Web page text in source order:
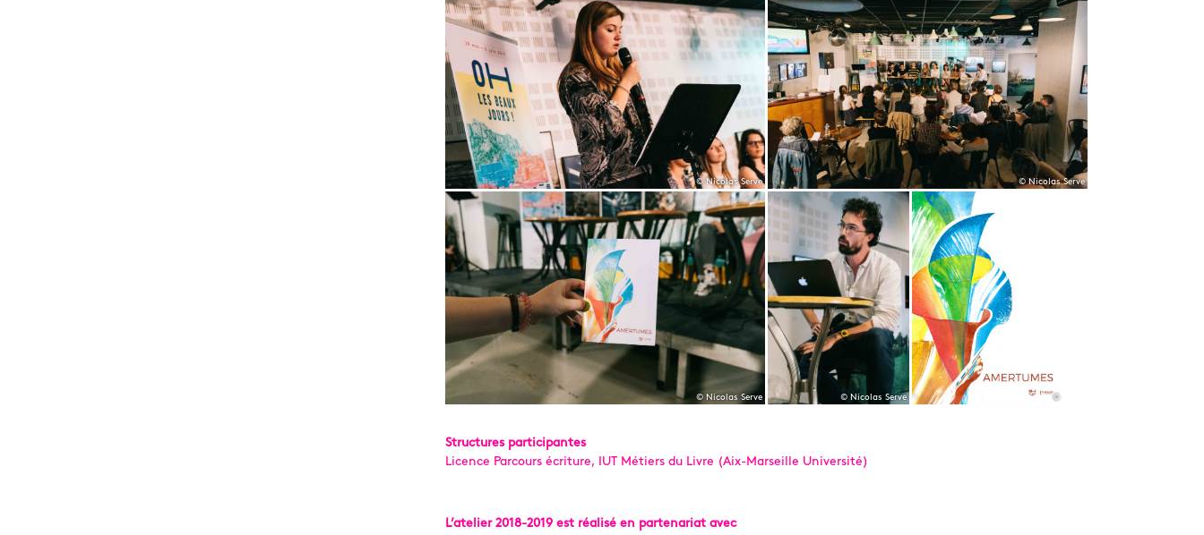
© Nicolas Serve © Nicolas Serve
© Nicolas Serve © Nicolas Serve ©
Structures participantes
Licence Parcours écriture, IUT Métiers du Livre (Aix-Marseille Université)
L’atelier 2018-2019 est réalisé en partenariat avec